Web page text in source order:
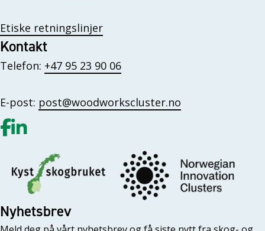
Etiske retningslinjer
Kontakt
Telefon: +47 95 23 90 06
E-post: post@woodworkscluster.no
Gå til vår Facebook
Gå til vår LinkedIn
Nyhetsbrev